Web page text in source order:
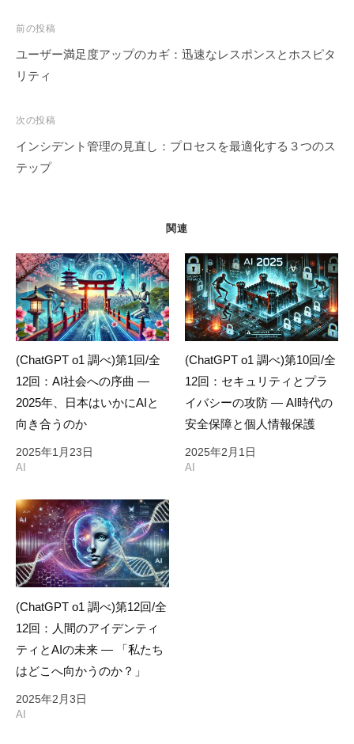
o
n
投
稿
ナ
ゲ
ー
シ
前の投稿
ユーザー満足度アップのカギ：迅速なレスポンスとホスピタ
リティ
次の投稿
インシデント管理の見直し：プロセスを最適化する３つのス
テップ
関連
(ChatGPT o1 調べ)第1回/全
12回：AI社会への序曲 —
2025年、日本はいかにAIと
向き合うのか
2025年1月23日
AI
(ChatGPT o1 調べ)第10回/全
12回：セキュリティとプラ
イバシーの攻防 — AI時代の
安全保障と個人情報保護
2025年2月1日
AI
(ChatGPT o1 調べ)第12回/全
12回：人間のアイデンティ
ティとAIの未来 — 「私たち
はどこへ向かうのか？」
2025年2月3日
AI